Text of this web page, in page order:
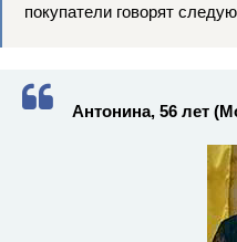
покупатели говорят
Антонина, 56 лет